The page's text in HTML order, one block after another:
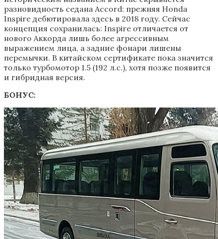
разновидность седана Accord: прежняя Honda
Inspire дебютировала здесь в 2018 году. Сейчас
концепция сохранилась: Inspire отличается от
нового Аккорда лишь более агрессивным
выражением лица, а задние фонари лишены
перемычки. В китайском сертификате пока значится
только турбомотор 1.5 (192 л.с.), хотя позже появится
и гибридная версия.
БОНУС: